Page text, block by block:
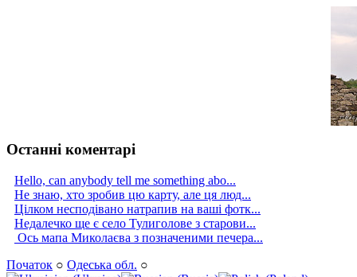
Останні коментарі
Hello, can anybody tell me something abo...
Не знаю, хто зробив цю карту, але ця люд...
Цілком несподівано натрапив на ваші фотк...
Недалечко ще є село Тулиголове з старови...
Ось мапа Миколаєва з позначеними печера...
Початок ○ Одеська обл. ○